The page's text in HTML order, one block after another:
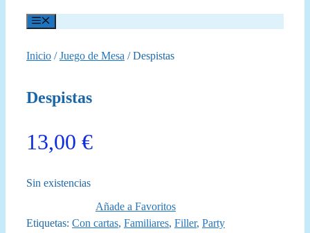
Menú
Inicio /Juego de Mesa / Despistas
Despistas
13,00 €
Sin existencias
Añade a Favoritos
Etiquetas: Con cartas, Familiares, Filler, Party